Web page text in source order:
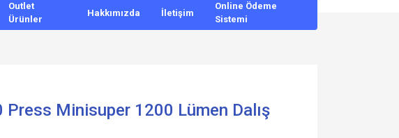
Outlet
Ürünler
Hakkımızda İletişim
Online Ödeme
Sistemi
Press Minisuper 1200 Lümen Dalış